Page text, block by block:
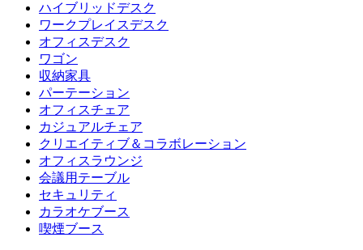
ハイブリッドデスク
ワークプレイスデスク
オフィスデスク
ワゴン
収納家具
パーテーション
オフィスチェア
カジュアルチェア
クリエイティブ＆コラボレーション
オフィスラウンジ
会議用テーブル
セキュリティ
カラオケブース
喫煙ブース